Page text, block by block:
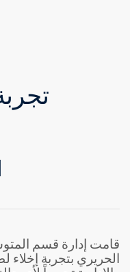
قامت إدارة قسم
الحريري بتجربة إخلاء